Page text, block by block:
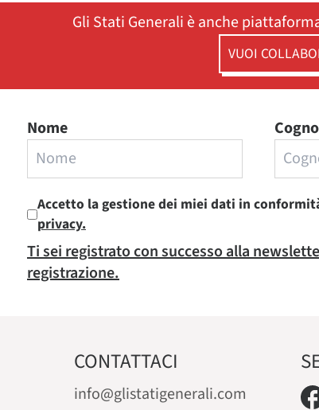
Gli Stati Generali è anche
VUOI
Nome
Accetto la gestione dei miei dati in
privacy.
Ti sei registrato con successo alla
registrazione.
CONTATTACI
info@glistatigenerali.com